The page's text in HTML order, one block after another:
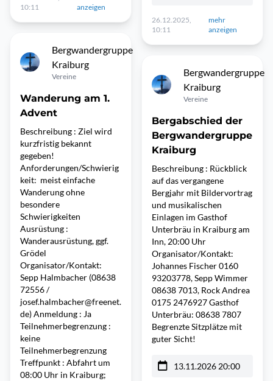
10:11
anzeigen
Bergwandergruppe
Kraiburg
Vereine
Wanderung am 1.
Advent
Beschreibung : Ziel wird
kurzfristig bekannt
gegeben!
Anforderungen/Schwierig
keit: meist einfache
Wanderung ohne
besondere
Schwierigkeiten
Ausrüstung :
Wanderausrüstung, ggf.
Grödel
Organisator/Kontakt:
Sepp Halmbacher (08638
72556 /
josef.halmbacher@freenet.
de) Anmeldung : Ja
Teilnehmerbegrenzung :
keine
Teilnehmerbegrenzung
Treffpunkt : Abfahrt um
08:00 Uhr in Kraiburg;
26.12.2025,
10:11
mehr
anzeigen
Bergwandergruppe
Kraiburg
Vereine
Bergabschied der
Bergwandergruppe
Kraiburg
Beschreibung : Rückblick
auf das vergangene
Bergjahr mit Bildervortrag
und musikalischen
Einlagen im Gasthof
Unterbräu in Kraiburg am
Inn, 20:00 Uhr
Organisator/Kontakt:
Johannes Fischer 0160
93203778, Sepp Wimmer
08638 7013, Rock Andrea
0175 2476927 Gasthof
Unterbräu: 08638 7807
Begrenzte Sitzplätze mit
guter Sicht!
13.11.2026 20:00